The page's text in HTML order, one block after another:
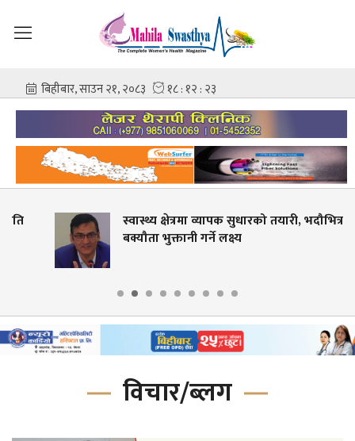
स्वास्थ्य क्षेत्रमा व्यापक सुधारको तयारी, भदौभित्र बीमाको
बक्यौता भुक्तानी गर्ने लक्ष्य
विचार/ब्लग